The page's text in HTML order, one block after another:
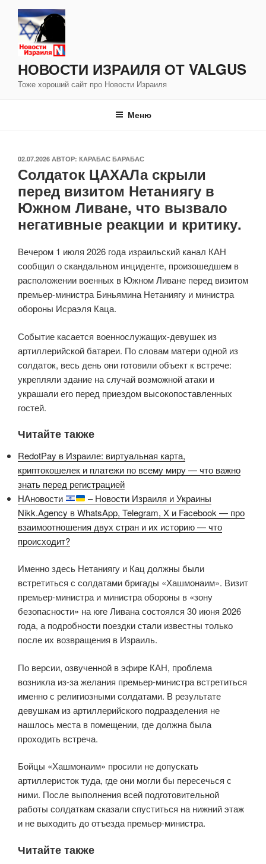
Перейти
содержимому
НОВОСТИ ИЗРАИЛЯ ОТ VALGUS
Тоже хороший сайт про Новости Израиля
Меню
ОПУБЛИКОВАНО
02.07.2026 АВТОР: КАРАБАС БАРАБАС
Солдаток ЦАХАЛа скрыли
перед визитом Нетаниягу в
Южном Ливане, что вызвало
негативные реакции и критику.
Вечером 1 июля 2026 года израильский канал КАН
сообщил о скандальном инциденте, произошедшем в
расположении военных в Южном Ливане перед визитом
премьер-министра Биньямина Нетаниягу и министра
обороны Исраэля Каца.
Событие касается военнослужащих-девушек из
артиллерийской батареи. По словам матери одной из
солдаток, весь день они готовили объект к встрече:
укрепляли здание на случай возможной атаки и
украшали его перед приездом высокопоставленных
гостей.
Читайте также
RedotPay в Израиле: виртуальная карта,
криптокошелек и платежи по всему миру — что важно
знать перед регистрацией
НАновости
– Новости Израиля и Украины
Nikk.Agency в WhatsApp, Telegram, X и Facebook — про
взаимоотношения двух стран и их историю — что
происходит?
Именно здесь Нетаниягу и Кац должны были
встретиться с солдатами бригады «Хашмонаим». Визит
премьер-министра и министра обороны в «зону
безопасности» на юге Ливана состоялся 30 июня 2026
года, а подробности поездки стали известны только
после их возвращения в Израиль.
По версии, озвученной в эфире КАН, проблема
возникла из-за желания премьер-министра встретиться
именно с религиозными солдатами. В результате
девушкам из артиллерийского подразделения не
нашлось места в помещении, где должна была
проходить встреча.
Бойцы «Хашмонаим» просили не допускать
артиллеристок туда, где они могли бы пересечься с
ними. После выполнения всей подготовительной
работы солдаткам сказали спуститься на нижний этаж
и не выходить до отъезда премьер-министра.
Читайте также